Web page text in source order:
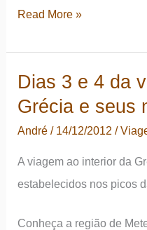
Dia
viagem:
Delfos,
Grécia
Read More »
Dias 3 e 4 da
Grécia e seus
André/ 14/12/2012/
A viagem ao interior da
estabelecidos nos picos
Conheça a região de